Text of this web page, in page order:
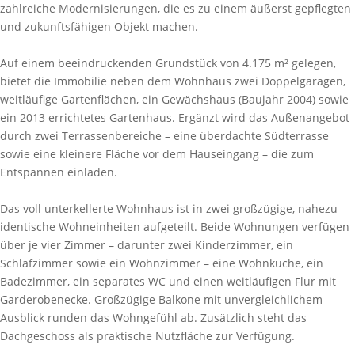
zahlreiche Modernisierungen, die es zu einem äußerst gepflegten
und zukunftsfähigen Objekt machen.
Auf einem beeindruckenden Grundstück von 4.175 m² gelegen,
bietet die Immobilie neben dem Wohnhaus zwei Doppelgaragen,
weitläufige Gartenflächen, ein Gewächshaus (Baujahr 2004) sowie
ein 2013 errichtetes Gartenhaus. Ergänzt wird das Außenangebot
durch zwei Terrassenbereiche – eine überdachte Südterrasse
sowie eine kleinere Fläche vor dem Hauseingang – die zum
Entspannen einladen.
Das voll unterkellerte Wohnhaus ist in zwei großzügige, nahezu
identische Wohneinheiten aufgeteilt. Beide Wohnungen verfügen
über je vier Zimmer – darunter zwei Kinderzimmer, ein
Schlafzimmer sowie ein Wohnzimmer – eine Wohnküche, ein
Badezimmer, ein separates WC und einen weitläufigen Flur mit
Garderobenecke. Großzügige Balkone mit unvergleichlichem
Ausblick runden das Wohngefühl ab. Zusätzlich steht das
Dachgeschoss als praktische Nutzfläche zur Verfügung.